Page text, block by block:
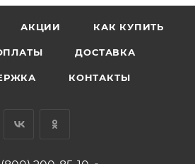
АКЦИИ КАК КУПИТЬ
ДОСТАВКА
КОНТАКТЫ